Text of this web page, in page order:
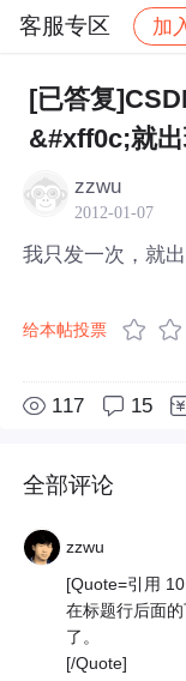
客服专区 加
社区 客服专区
[已答复
&#xff0c;就
zzwu
2012-01-07
我只发一次，就
给本帖投票
117 15
全部评论
zzwu
[Quote=引用
在标题行后面
了。
[/Quote]